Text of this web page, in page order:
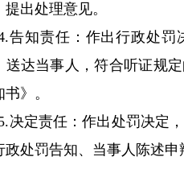
提出处理意见。
告知责任：作出行政处罚
送达当事人，符合听证规
》。
决定责任：作出处罚决定
政处罚告知、当事人陈述